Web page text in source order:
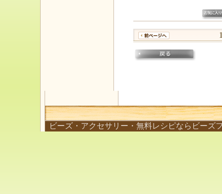
ビーズ・アクセサリー・無料レシピならビーズ